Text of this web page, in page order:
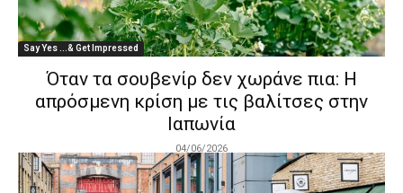
Say Yes ...& Get Impressed
Όταν τα σουβενίρ δεν χωράνε πια: Η
απρόσμενη κρίση με τις βαλίτσες στην
Ιαπωνία
04/06/2026